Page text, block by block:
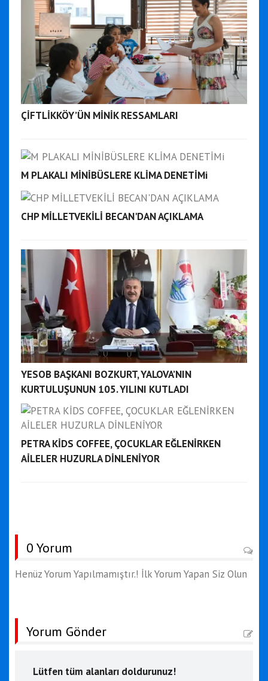
ÇİFTLİKKÖY’ÜN MİNİK RESSAMLARI
M PLAKALI MİNİBÜSLERE KLİMA DENETİMi
CHP MİLLETVEKİLİ BECAN'DAN AÇIKLAMA
YESOB BAŞKANI BOZKURT, YALOVA’NIN
KURTULUŞUNUN 105. YILINI KUTLADI
PETRA KİDS COFFEE, ÇOCUKLAR EĞLENİRKEN
AİLELER HUZURLA DİNLENİYOR
0 Yorum
Henüz Yorum Yapılmamıştır.! İlk Yorum Yapan Siz Olun
Yorum Gönder
Lütfen tüm alanları doldurunuz!